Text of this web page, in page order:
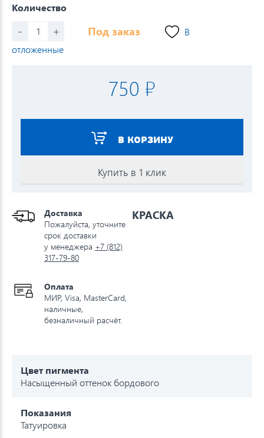
Количество
- + Под заказ
В
отложенные
750 ₽
В КОРЗИНУ
Купить в 1 клик
Доставка
Пожалуйста, уточните
срок доставки
у менеджера +7 (812)
317-79-80
Оплата
МИР, Visa, MasterCard,
наличные,
безналичный расчёт.
КРАСКА
Цвет пигмента
Насыщенный оттенок бордового
Показания
Татуировка